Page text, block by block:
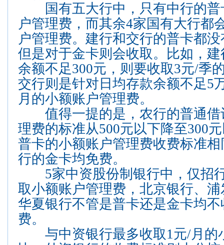
国有五大行中，只有中行的普
户管理费，而其余4家国有大行都
户管理费。建行和交行的普卡都
但是对于金卡则会收取。比如，
余额不足300元，则要收取3元/季
交行则是针对日均存款余额不足5
月的小额账户管理费。
值得一提的是，农行的普通借
理费的标准从500元以下降至300
普卡的小额账户管理费收费标准
行的金卡均免费。
5家中资股份制银行中，仅招
取小额账户管理费， 北京银行、 浦
华夏银行不管是普卡还是金卡均
费。
与中资银行最多收取1元/月的